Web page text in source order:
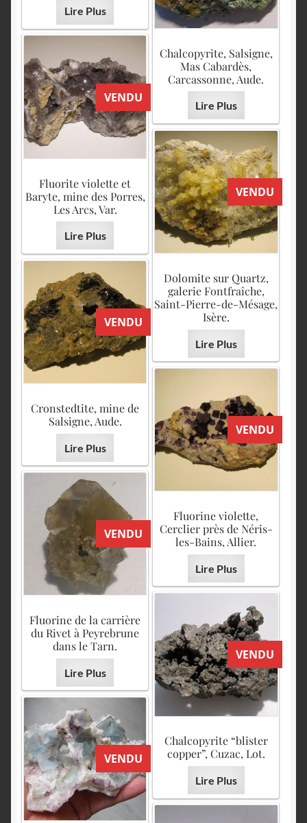
Lire Plus
Chalcopyrite, Salsigne,
Mas Cabardès,
Carcassonne, Aude.
Lire Plus
VENDU
Fluorite violette et
Baryte, mine des Porres,
Les Arcs, Var.
Lire Plus
VENDU
Dolomite sur Quartz,
galerie Fontfraîche,
Saint-Pierre-de-Mésage,
Isère.
Lire Plus
VENDU
Cronstedtite, mine de
Salsigne, Aude.
Lire Plus
VENDU
Fluorine violette,
Cerclier près de Néris-
les-Bains, Allier.
Lire Plus
VENDU
Fluorine de la carrière
du Rivet à Peyrebrune
dans le Tarn.
Lire Plus
VENDU
Chalcopyrite “blister
copper”, Cuzac, Lot.
Lire Plus
VENDU